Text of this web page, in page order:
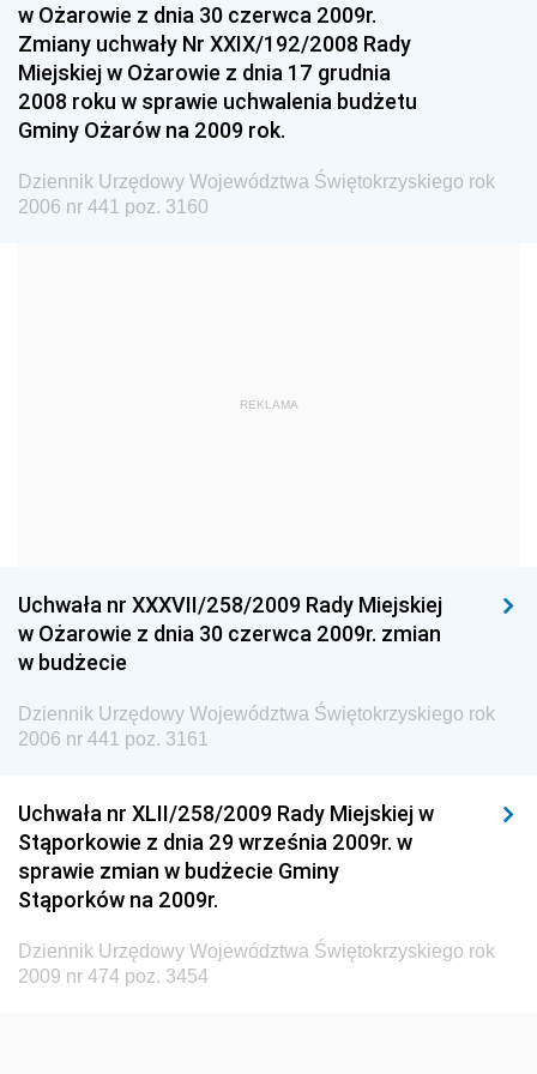
Dziennik Urzędowy Ministra Rolnictwa i Rozwoju Wsi
Dziennik Urzędowy Ministra Edukacji Narodowej i
Sportu
Dziennik Urzędowy Ministra Edukacji i Nauki
Dziennik Urzędowy Ministra Edukacji Narodowej
Dziennik Urzędowy Ministra Gospodarki Morskiej
Dziennik Urzędowy Ministra Kultury i Dziedzictwa
Dziennik Urzędowy Ministra Pracy i Polityki
Społecznej
Dziennik Urzędowy Urzędu Lotnictwa Cywilnego
Dziennik Urzędowy Ministerstwa Hutnictwa i
Przemysłu Maszynowego
Dziennik Urzędowy Ministerstwa Zdrowia i Opieki
Społecznej
Dziennik Urzędowy Ministerstwa Rolnictwa, Leśnictwa
i Gospodarki Żywnościowej
w Ożarowie z dnia 30 czerwca 2009r.
Zmiany uchwały Nr XXIX/192/2008 Rady
Miejskiej w Ożarowie z dnia 17 grudnia
2008 roku w sprawie uchwalenia budżetu
Gminy Ożarów na 2009 rok.
Dziennik Urzędowy Województwa Świętokrzyskiego rok
2006 nr 441 poz. 3160
REKLAMA
Uchwała nr XXXVII/258/2009 Rady Miejskiej
w Ożarowie z dnia 30 czerwca 2009r. zmian
w budżecie
Dziennik Urzędowy Województwa Świętokrzyskiego rok
2006 nr 441 poz. 3161
Uchwała nr XLII/258/2009 Rady Miejskiej w
Stąporkowie z dnia 29 września 2009r. w
sprawie zmian w budżecie Gminy
Stąporków na 2009r.
Dziennik Urzędowy Województwa Świętokrzyskiego rok
2009 nr 474 poz. 3454